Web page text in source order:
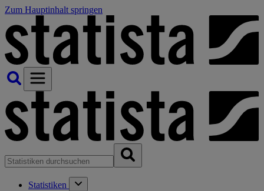
Zum Hauptinhalt springen
Statistiken